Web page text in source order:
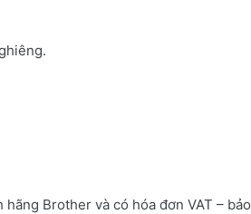
Brother và có hóa đơn VAT –